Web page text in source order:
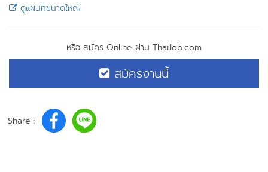
ดูแผนที่ขนาดใหญ่
หรือ สมัคร Online ผ่าน ThaiJob.com
สมัครงานนี้
Share :